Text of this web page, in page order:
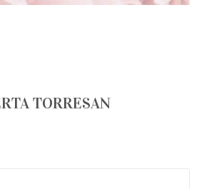
TORRESAN